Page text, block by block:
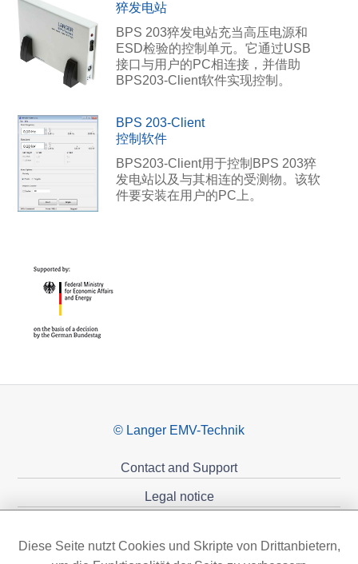
猝发电站
BPS 203猝发电站充当高压电源和
ESD检验的控制单元。它通过USB
接口与用户的PC相连接，并借助
BPS203-Client软件实现控制。
BPS 203-Client
控制软件
BPS203-Client用于控制BPS 203猝
发电站以及与其相连的受测物。该软
件要安装在用户的PC上。
© Langer EMV-Technik
Contact and Support
Legal notice
Diese Seite nutzt Cookies und Skripte von Drittanbietern,